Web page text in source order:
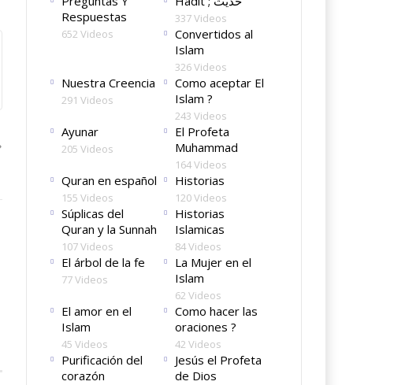
Respuestas
652 Videos
337 Videos
Convertidos al
Islam
326 Videos
Nuestra Creencia
291 Videos
Como aceptar El
Islam ?
243 Videos
Ayunar
205 Videos
El Profeta
Muhammad
164 Videos
Quran en español
155 Videos
Historias
120 Videos
Súplicas del
Quran y la Sunnah
107 Videos
Historias
Islamicas
84 Videos
El árbol de la fe
77 Videos
La Mujer en el
Islam
62 Videos
El amor en el
Islam
45 Videos
Como hacer las
oraciones ?
42 Videos
Purificación del
corazón
Jesús el Profeta
de Dios